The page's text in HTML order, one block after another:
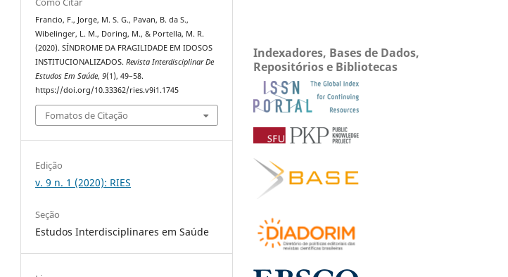
Francio, F., Jorge, M. S. G., Pavan, B. da S.,
Wibelinger, L. M., Doring, M., & Portella, M. R.
(2020). SÍNDROME DA FRAGILIDADE EM IDOSOS
INSTITUCIONALIZADOS.Revista Interdisciplinar De
Estudos Em Saúde,9(1), 49–58.
https://doi.org/10.33362/ries.v9i1.1745
Fomatos de Citação
Edição
v. 9 n. 1 (2020): RIES
Seção
Estudos Interdisciplinares em Saúde
Indexadores, Bases de Dados,
Repositórios e Bibliotecas